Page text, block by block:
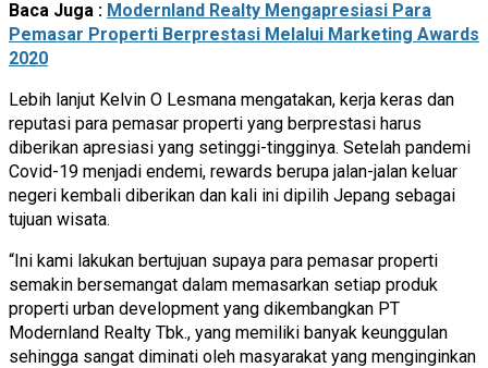
Baca Juga : Modernland Realty Mengapresiasi Para
Pemasar Properti Berprestasi Melalui Marketing Awards
2020
Lebih lanjut Kelvin O Lesmana mengatakan, kerja keras dan
reputasi para pemasar properti yang berprestasi harus
diberikan apresiasi yang setinggi-tingginya. Setelah pandemi
Covid-19 menjadi endemi, rewards berupa jalan-jalan keluar
negeri kembali diberikan dan kali ini dipilih Jepang sebagai
tujuan wisata.
“Ini kami lakukan bertujuan supaya para pemasar properti
semakin bersemangat dalam memasarkan setiap produk
properti urban development yang dikembangkan PT
Modernland Realty Tbk., yang memiliki banyak keunggulan
sehingga sangat diminati oleh masyarakat yang menginginkan